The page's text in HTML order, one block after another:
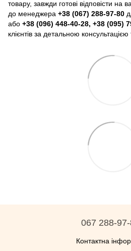
товару, завжди готові відповісти на
до менеджера +38 (067) 288-97-80
або +38 (096) 448-40-28, +38 (095)
клієнтів за детальною
067 288-
Контактна